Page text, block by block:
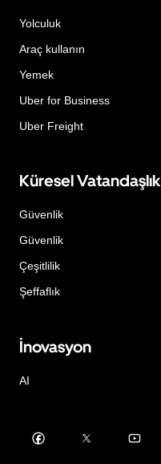
Yolculuk
Araç kullanın
Yemek
Uber for Business
Uber Freight
Küresel Vatandaşlık
Güvenlik
Güvenlik
Çeşitlilik
Şeffaflık
İnovasyon
AI